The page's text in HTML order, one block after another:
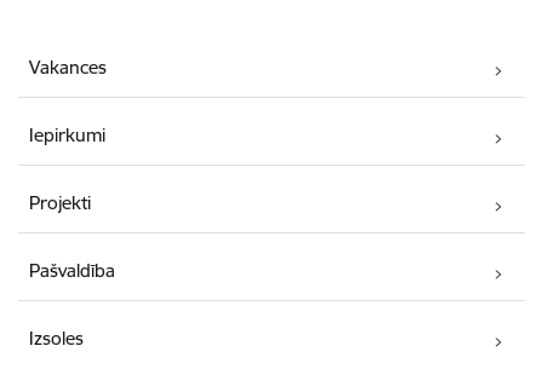
Vakances
Iepirkumi
Projekti
Pašvaldība
Izsoles